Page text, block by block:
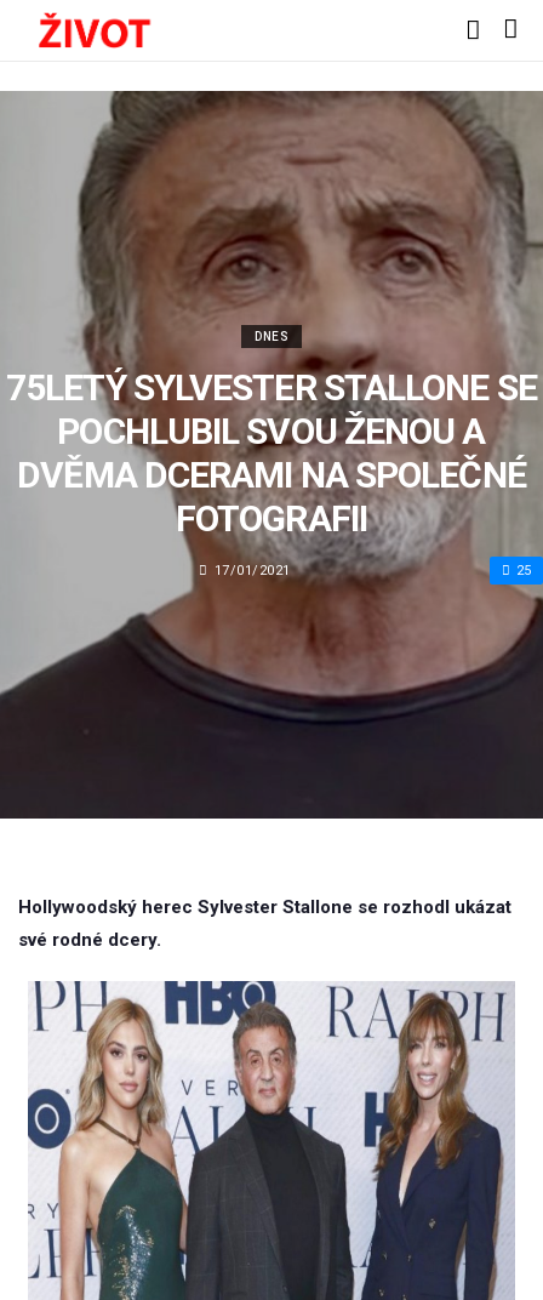
DNES
75LETÝ SYLVESTER STALLONE SE
POCHLUBIL SVOU ŽENOU A
DVĚMA DCERAMI NA SPOLEČNÉ
FOTOGRAFII
17/01/2021 25
Hollywoodský herec Sylvester Stallone se rozhodl ukázat
své rodné dcery.